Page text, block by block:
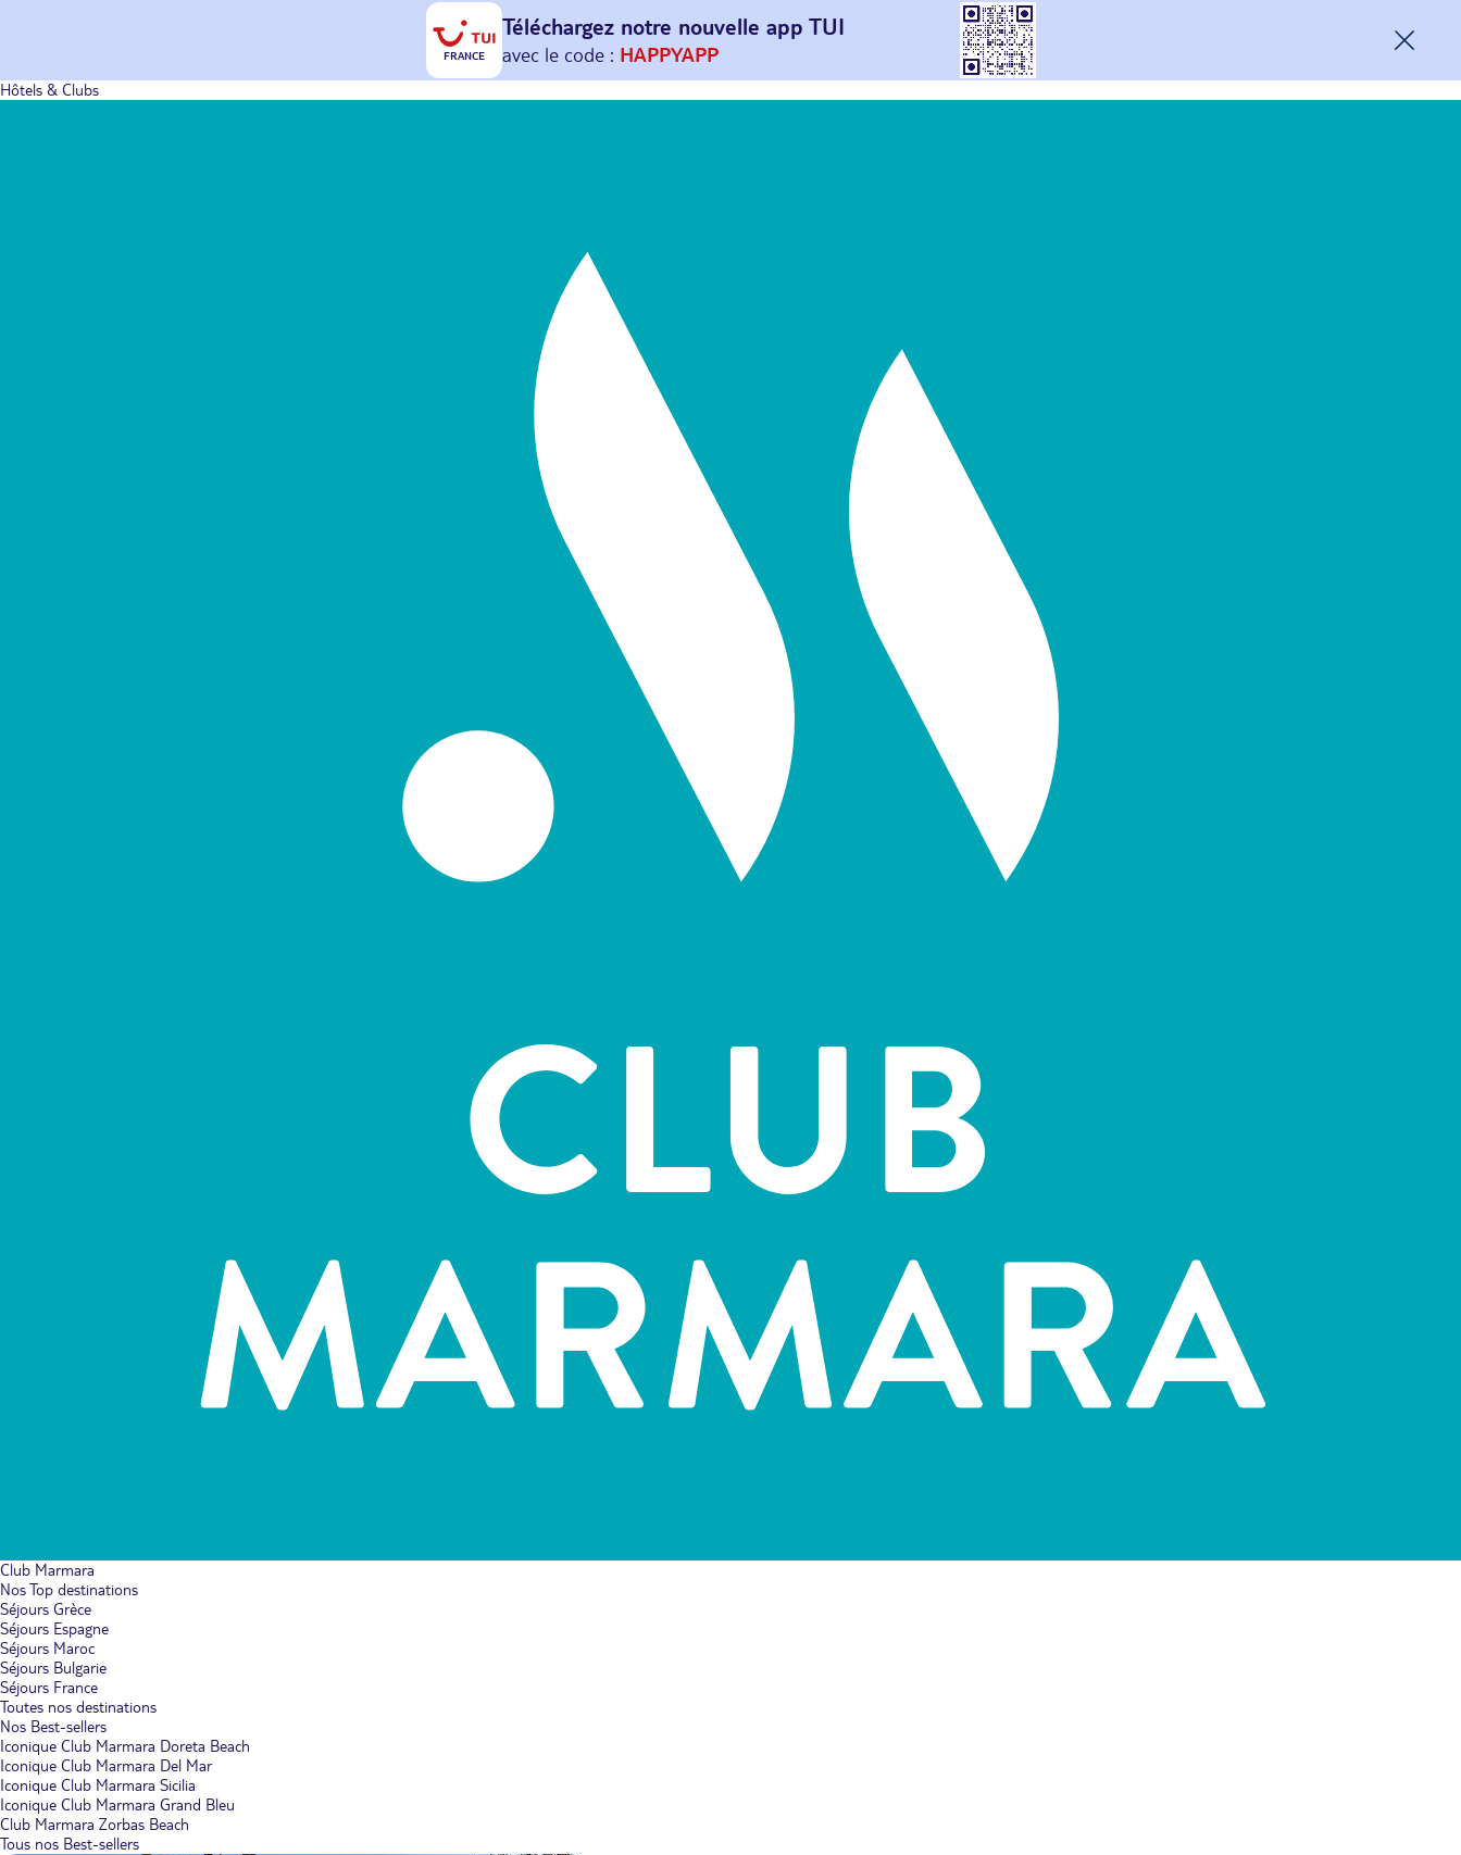
FRANCE
Téléchargez notre nouvelle app TUI
Et profitez de 30€ offerts*sur votreprochain
avec le code : HAPPYAPP
Hôtels & Clubs
Club Marmara
Nos Top destinations
Séjours Grèce
Séjours Espagne
Séjours Maroc
Séjours Bulgarie
Séjours France
Toutes nos destinations
Nos Best-sellers
Iconique Club Marmara Doreta Beach
Iconique Club Marmara Del Mar
Iconique Club Marmara Sicilia
Iconique Club Marmara Grand Bleu
Club Marmara Zorbas Beach
Tous nos Best-sellers